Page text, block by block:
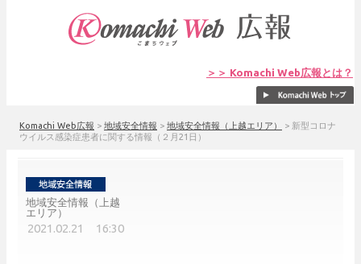
＞＞ Komachi Web広報とは？
Komachi Web広報 > 地域安全情報 > 地域安全情報（上越エリア） > 新型コロナ
ウイルス感染症患者に関する情報（２月21日）
地域安全情報（上越
エリア）
2021.02.21 16:30